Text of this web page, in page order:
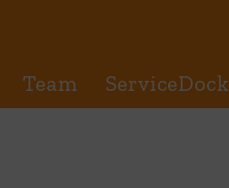
Team ServiceDock